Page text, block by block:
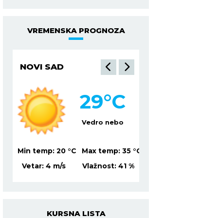
VREMENSKA PROGNOZA
NIŠ
Vedro nebo
32°C
Min temp: 22 °C Max temp: 36 °C
Vetar:7 m/s Vlažnost: 40 %
KURSNA LISTA